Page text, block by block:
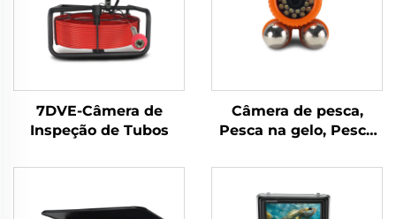
7DVE-Câmera de
Inspeção de Tubos
Câmera de pesca,
Pesca na gelo, Pesca